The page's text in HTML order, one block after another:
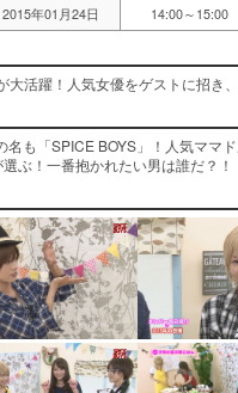
2015年01月24日 14:00～15:00
大活躍！人気女優をゲストに招き
も「SPICE BOYS」！人気ママ
ぶ！一番抱かれたい男は誰だ？！